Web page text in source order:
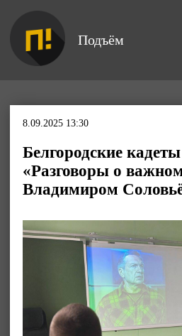
Подъём
8.09.2025 13:30
Белгородские
«Разговоры о
Владимиром